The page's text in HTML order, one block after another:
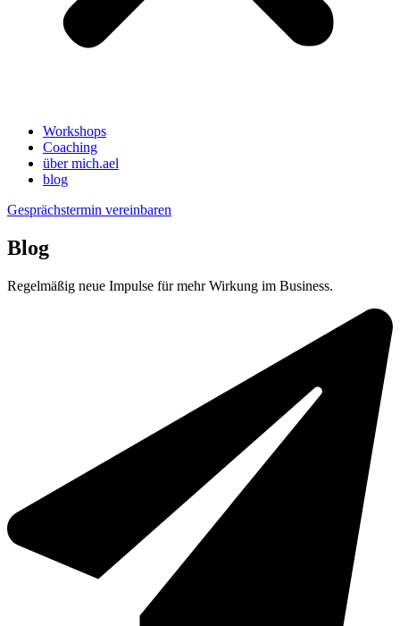
Workshops
Coaching
über mich.ael
blog
Gesprächstermin vereinbaren
Blog
Regelmäßig neue Impulse für mehr Wirkung im Business.